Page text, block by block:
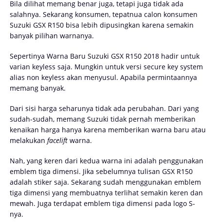
Bila dilihat memang benar juga, tetapi juga tidak ada
salahnya. Sekarang konsumen, tepatnua calon konsumen
Suzuki GSX R150 bisa lebih dipusingkan karena semakin
banyak pilihan warnanya.
Sepertinya Warna Baru Suzuki GSX R150 2018 hadir untuk
varian keyless saja. Mungkin untuk versi secure key system
alias non keyless akan menyusul. Apabila permintaannya
memang banyak.
Dari sisi harga seharunya tidak ada perubahan. Dari yang
sudah-sudah, memang Suzuki tidak pernah memberikan
kenaikan harga hanya karena memberikan warna baru atau
melakukan facelift warna.
Nah, yang keren dari kedua warna ini adalah penggunakan
emblem tiga dimensi. Jika sebelumnya tulisan GSX R150
adalah stiker saja. Sekarang sudah menggunakan emblem
tiga dimensi yang membuatnya terlihat semakin keren dan
mewah. Juga terdapat emblem tiga dimensi pada logo S-
nya.